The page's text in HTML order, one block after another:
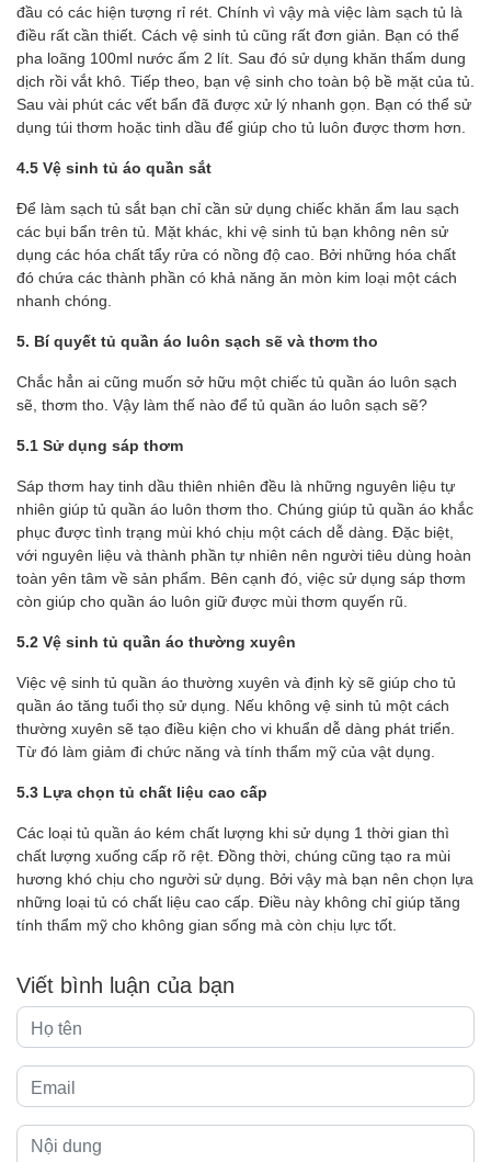
đầu có các hiện tượng rỉ rét. Chính vì vậy mà việc làm sạch tủ là
điều rất cần thiết. Cách vệ sinh tủ cũng rất đơn giản. Bạn có thể
pha loãng 100ml nước ấm 2 lít. Sau đó sử dụng khăn thấm dung
dịch rồi vắt khô. Tiếp theo, bạn vệ sinh cho toàn bộ bề mặt của tủ.
Sau vài phút các vết bẩn đã được xử lý nhanh gọn. Bạn có thể sử
dụng túi thơm hoặc tinh dầu để giúp cho tủ luôn được thơm hơn.
4.5 Vệ sinh tủ áo quần sắt
Để làm sạch tủ sắt bạn chỉ cần sử dụng chiếc khăn ẩm lau sạch
các bụi bẩn trên tủ. Mặt khác, khi vệ sinh tủ bạn không nên sử
dụng các hóa chất tẩy rửa có nồng độ cao. Bởi những hóa chất
đó chứa các thành phần có khả năng ăn mòn kim loại một cách
nhanh chóng.
5. Bí quyết tủ quần áo luôn sạch sẽ và thơm tho
Chắc hẳn ai cũng muốn sở hữu một chiếc tủ quần áo luôn sạch
sẽ, thơm tho. Vậy làm thế nào để tủ quần áo luôn sạch sẽ?
5.1 Sử dụng sáp thơm
Sáp thơm hay tinh dầu thiên nhiên đều là những nguyên liệu tự
nhiên giúp tủ quần áo luôn thơm tho. Chúng giúp tủ quần áo khắc
phục được tình trạng mùi khó chịu một cách dễ dàng. Đặc biệt,
với nguyên liệu và thành phần tự nhiên nên người tiêu dùng hoàn
toàn yên tâm về sản phẩm. Bên cạnh đó, việc sử dụng sáp thơm
còn giúp cho quần áo luôn giữ được mùi thơm quyến rũ.
5.2 Vệ sinh tủ quần áo thường xuyên
Việc vệ sinh tủ quần áo thường xuyên và định kỳ sẽ giúp cho tủ
quần áo tăng tuổi thọ sử dụng. Nếu không vệ sinh tủ một cách
thường xuyên sẽ tạo điều kiện cho vi khuẩn dễ dàng phát triển.
Từ đó làm giảm đi chức năng và tính thẩm mỹ của vật dụng.
5.3 Lựa chọn tủ chất liệu cao cấp
Các loại tủ quần áo kém chất lượng khi sử dụng 1 thời gian thì
chất lượng xuống cấp rõ rệt. Đồng thời, chúng cũng tạo ra mùi
hương khó chịu cho người sử dụng. Bởi vậy mà bạn nên chọn lựa
những loại tủ có chất liệu cao cấp. Điều này không chỉ giúp tăng
tính thẩm mỹ cho không gian sống mà còn chịu lực tốt.
Viết bình luận của bạn